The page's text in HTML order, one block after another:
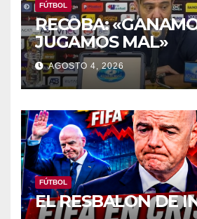
FÚTBOL
RECOBA:
JUGAMOS MAL»
AGOSTO 4, 2026
FÚTBOL
EL RESBALON DE